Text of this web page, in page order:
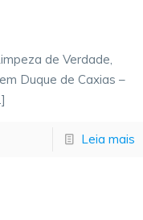
de Verdade,
Duque de Caxias –
Leia mais